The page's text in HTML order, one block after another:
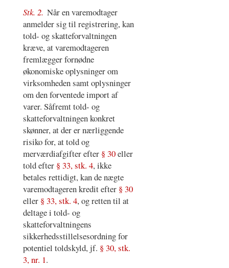
Stk. 2. Når en varemodtager
anmelder sig til registrering, kan
told- og skatteforvaltningen
kræve, at varemodtageren
fremlægger fornødne
økonomiske oplysninger om
virksomheden samt oplysninger
om den forventede import af
varer. Såfremt told- og
skatteforvaltningen konkret
skønner, at der er nærliggende
risiko for, at told og
merværdiafgifter efter § 30eller
told efter § 33, stk. 4, ikke
betales rettidigt, kan de nægte
varemodtageren kredit efter § 30
eller § 33, stk. 4, og retten til at
deltage i told- og
skatteforvaltningens
sikkerhedsstillelsesordning for
potentiel toldskyld, jf. § 30, stk.
3, nr. 1.